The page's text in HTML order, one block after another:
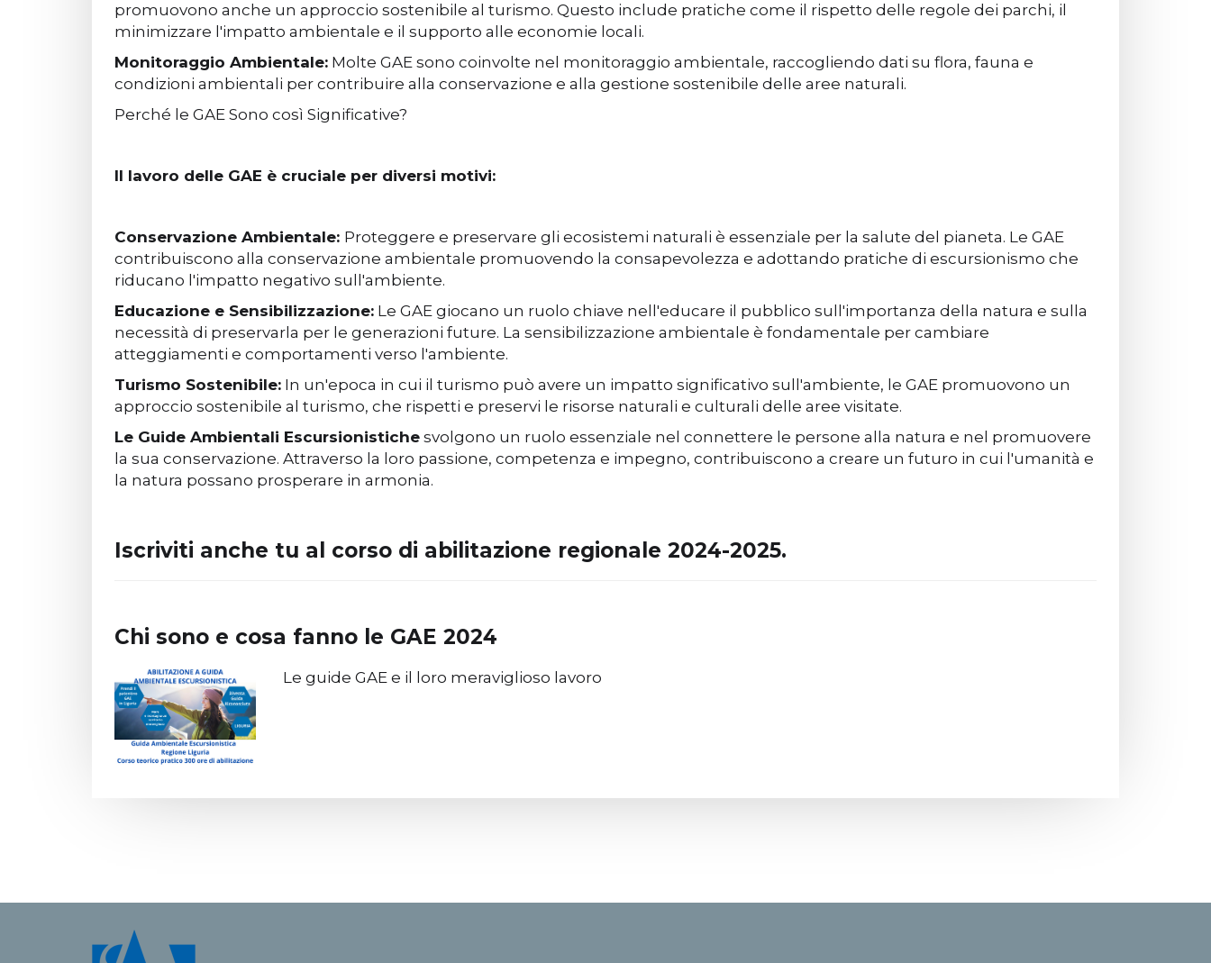
promuovono anche un approccio sostenibile al turismo. Questo include pratiche come il rispetto delle regole dei parchi, il
minimizzare l'impatto ambientale e il supporto alle economie locali.
Monitoraggio Ambientale: Molte GAE sono coinvolte nel monitoraggio ambientale, raccogliendo dati su flora, fauna e
condizioni ambientali per contribuire alla conservazione e alla gestione sostenibile delle aree naturali.
Perché le GAE Sono così Significative?
Il lavoro delle GAE è cruciale per diversi motivi:
Conservazione Ambientale: Proteggere e preservare gli ecosistemi naturali è essenziale per la salute del pianeta. Le GAE
contribuiscono alla conservazione ambientale promuovendo la consapevolezza e adottando pratiche di escursionismo che
riducano l'impatto negativo sull'ambiente.
Educazione e Sensibilizzazione: Le GAE giocano un ruolo chiave nell'educare il pubblico sull'importanza della natura e sulla
necessità di preservarla per le generazioni future. La sensibilizzazione ambientale è fondamentale per cambiare
atteggiamenti e comportamenti verso l'ambiente.
Turismo Sostenibile: In un'epoca in cui il turismo può avere un impatto significativo sull'ambiente, le GAE promuovono un
approccio sostenibile al turismo, che rispetti e preservi le risorse naturali e culturali delle aree visitate.
Le Guide Ambientali Escursionistiche svolgono un ruolo essenziale nel connettere le persone alla natura e nel promuovere
la sua conservazione. Attraverso la loro passione, competenza e impegno, contribuiscono a creare un futuro in cui l'umanità e
la natura possano prosperare in armonia.
Iscriviti anche tu al corso di abilitazione regionale 2024-2025.
Chi sono e cosa fanno le GAE 2024
Le guide GAE e il loro meraviglioso lavoro